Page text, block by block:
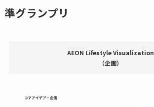
準グランプリ
AEON Lifestyle Visualization
（企画）